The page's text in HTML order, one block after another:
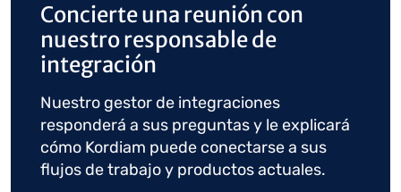
Concierte una reunión con
nuestro responsable de
integración
Nuestro gestor de integraciones
responderá a sus preguntas y le explicará
cómo Kordiam puede conectarse a sus
flujos de trabajo y productos actuales.